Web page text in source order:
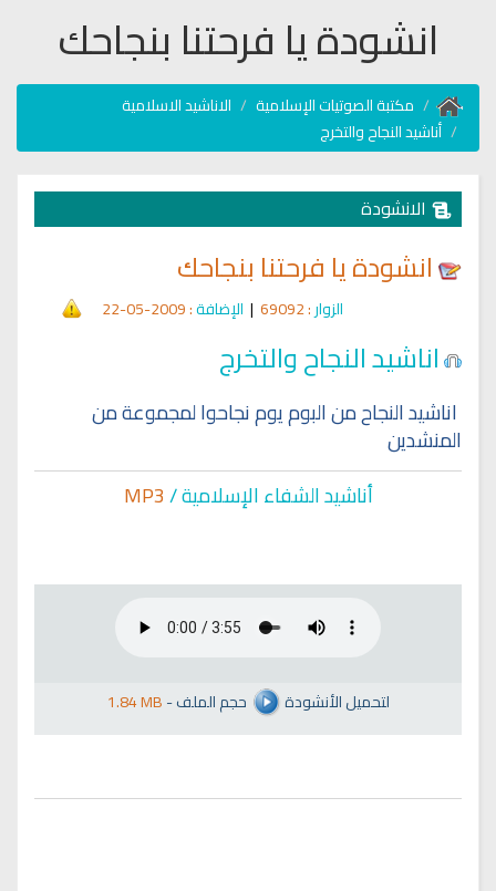
انشودة يا فرحتنا بنجاحك
مكتبة الصوتيات الإسلامية
الاناشيد الاسلامية
أناشيد النجاح والتخرج
الانشودة
انشودة يا فرحتنا بنجاحك
الزوار: 69092
| الإضافة: 2009-05-22
اناشيد النجاح والتخرج
اناشيد النجاح من البوم يوم نجاحوا لمجموعة من
المنشدين
أناشيد الشفاء الإسلامية /MP3
1.84 MB- لتحميل الأنشودة حجم الملف